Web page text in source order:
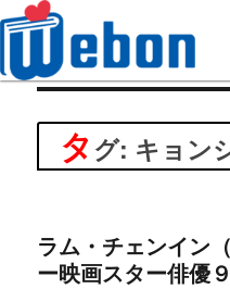
タ グ: キョン
ラム・チェンイン
ー映画スター俳優